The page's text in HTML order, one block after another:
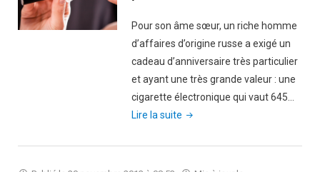
Pour son âme sœur, un riche homme
d’affaires d’origine russe a exigé un
cadeau d’anniversaire très particulier
et ayant une très grande valeur : une
cigarette électronique qui vaut 645…
Lire la suite "Une
très
précieuse